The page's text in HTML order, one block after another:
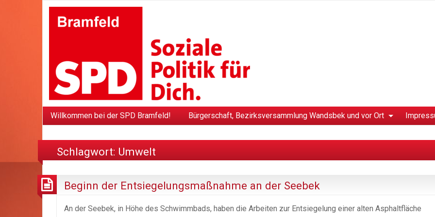
Willkommen bei der SPD Bramfeld! Bürgerschaft, Bezirksversammlung Wandsbek und vor Ort
Schlagwort: Umwelt
Beginn der Entsiegelungsmaßnahme an der Seebek
An der Seebek, in Höhe des Schwimmbads, haben die Arbeiten zur Entsiegelung einer alten Asphaltfläche